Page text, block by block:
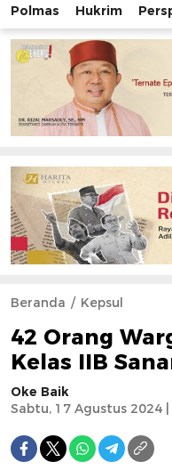
Okebaik.id
Baiknya Dibaca
Polmas Hukrim
Beranda Kepsul
42 Orang
Kelas IIB
Oke Baik
Sabtu, 17 Agustus 2024 |